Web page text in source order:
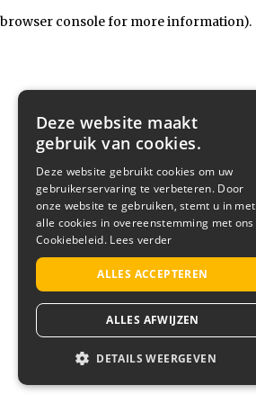
browser console for more information).
Deze website maakt
gebruik van cookies.
Deze website gebruikt cookies om uw
gebruikerservaring te verbeteren. Door
onze website te gebruiken, stemt u in met
alle cookies in overeenstemming met ons
Cookiebeleid. Lees verder
ALLES ACCEPTEREN
ALLES AFWIJZEN
DETAILS WEERGEVEN
STRIKT NOODZAKELIJK